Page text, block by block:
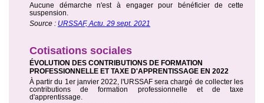
Aucune démarche n'est à engager pour bénéficier de cette
suspension.
Source : URSSAF, Actu. 29 sept. 2021
Cotisations sociales
ÉVOLUTION DES CONTRIBUTIONS DE FORMATION
PROFESSIONNELLE ET TAXE D'APPRENTISSAGE EN 2022
À partir du 1er janvier 2022, l'URSSAF sera chargé de collecter les
contributions de formation professionnelle et de taxe
d'apprentissage.